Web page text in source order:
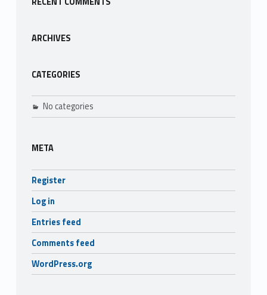
ARCHIVES
CATEGORIES
No categories
META
Register
Log in
Entries feed
Comments feed
WordPress.org